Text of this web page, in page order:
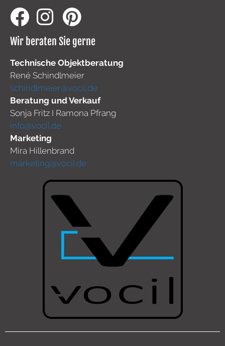
Wir beraten Sie gerne
Technische Objektberatung
René Schindlmeier
schindlmeier@vocil.de
Beratung und Verkauf
Sonja Fritz I Ramona Pfrang
info@vocil.de
Marketing
Mira Hillenbrand
marketing@vocil.de